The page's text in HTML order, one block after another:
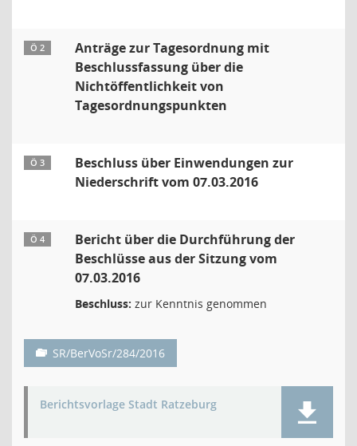
Ö 2
Anträge zur Tagesordnung mit
Beschlussfassung über die
Nichtöffentlichkeit von
Tagesordnungspunkten
Ö 3
Beschluss über Einwendungen zur
Niederschrift vom 07.03.2016
Ö 4
Bericht über die Durchführung der
Beschlüsse aus der Sitzung vom
07.03.2016
Beschluss: zur Kenntnis genommen
SR/BerVoSr/284/2016
Berichtsvorlage Stadt Ratzeburg